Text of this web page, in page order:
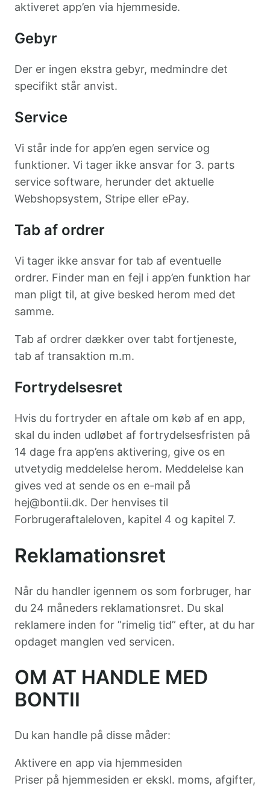
aktiveret app’en via hjemmeside.
Gebyr
Der er ingen ekstra gebyr, medmindre det
specifikt står anvist.
Service
Vi står inde for app’en egen service og
funktioner. Vi tager ikke ansvar for 3. parts
service software, herunder det aktuelle
Webshopsystem, Stripe eller ePay.
Tab af ordrer
Vi tager ikke ansvar for tab af eventuelle
ordrer. Finder man en fejl i app’en funktion har
man pligt til, at give besked herom med det
samme.
Tab af ordrer dækker over tabt fortjeneste,
tab af transaktion m.m.
Fortrydelsesret
Hvis du fortryder en aftale om køb af en app,
skal du inden udløbet af fortrydelsesfristen på
14 dage fra app’ens aktivering, give os en
utvetydig meddelelse herom. Meddelelse kan
gives ved at sende os en e-mail på
hej@bontii.dk. Der henvises til
Forbrugeraftaleloven, kapitel 4 og kapitel 7.
Reklamationsret
Når du handler igennem os som forbruger, har
du 24 måneders reklamationsret. Du skal
reklamere inden for ”rimelig tid” efter, at du har
opdaget manglen ved servicen.
OM AT HANDLE MED
BONTII
Du kan handle på disse måder:
Aktivere en app via hjemmesiden
Priser på hjemmesiden er ekskl. moms, afgifter,